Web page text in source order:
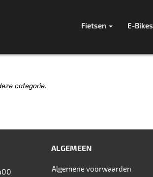
Fietsen E-Bikes
categorie.
ALGEMEEN
Algemene voorwaarden